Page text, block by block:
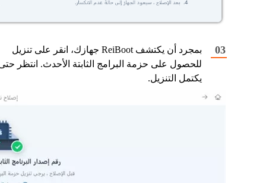
بمجرد أن يكتشف ReiBoot جهازك، انقر على تنزيل
للحصول على حزمة البرامج الثابتة الأحدث. انتظر
يكتمل التنزيل.